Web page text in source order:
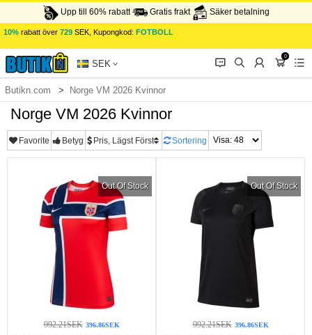
Upp till 60% rabatt Gratis frakt Säker betalning
10% rabatt över 729 SEK, Kupongkod: FOTBOLL
SEK 󰂱 󰂨 󰃳
0
󰃦 󰃖
Butikn.com Norge VM 2026 Kvinnor
Norge VM 2026 Kvinnor
Favorite Betyg Pris, Lägst Först Sortering
Out Of Stock
992.21SEK 396.86SEK
Out Of Stock
992.21SEK 396.86SEK